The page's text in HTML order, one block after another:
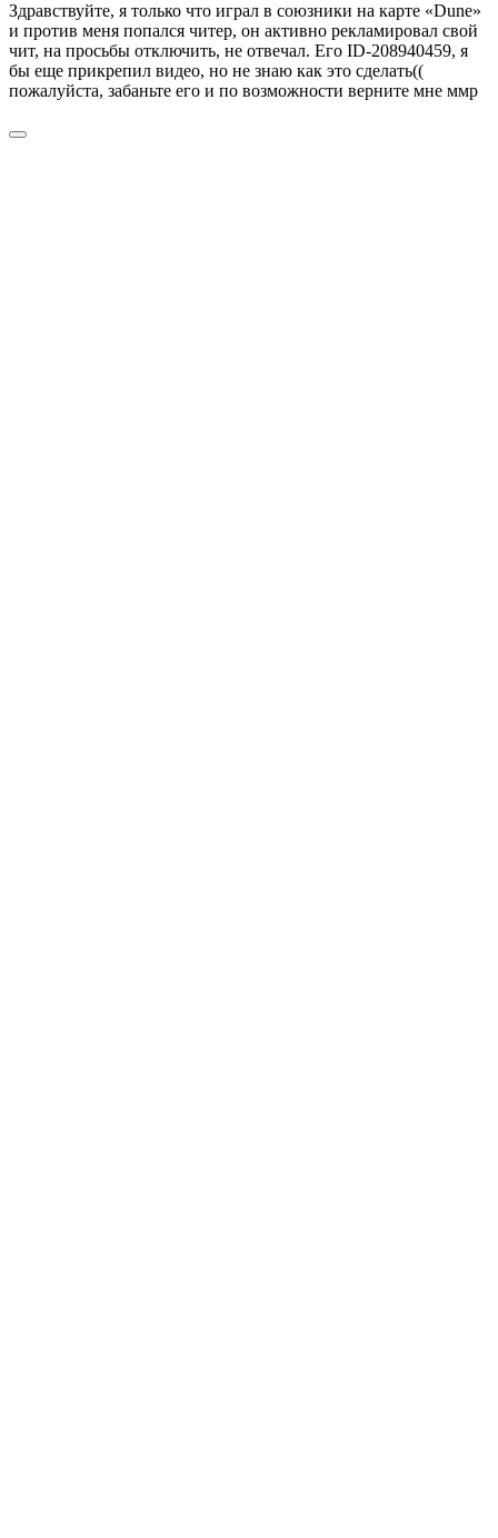
Здравствуйте, я только что играл в союзники на карте «Dune»
и против меня попался читер, он активно рекламировал свой
чит, на просьбы отключить, не отвечал. Его ID-208940459, я
бы еще прикрепил видео, но не знаю как это сделать((
пожалуйста, забаньте его и по возможности верните мне ммр